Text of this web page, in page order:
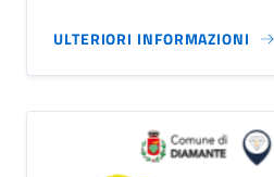
ULTERIORI INFORMAZIONI